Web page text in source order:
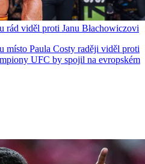
rád viděl proti Janu Błachowiczovi
místo Paula Costy raději viděl proti
UFC by spojil na evropském